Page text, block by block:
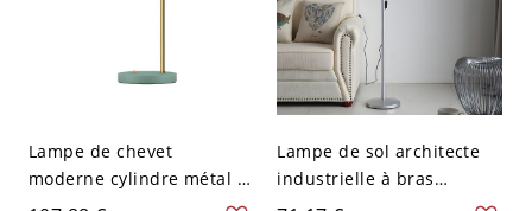
Lampe de chevet
moderne cylindre métal 1
lumière pour chambre -
Lampe de sol architecte
industrielle à bras
articulé - Lumière de